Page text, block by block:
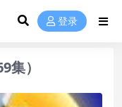
登录
集）